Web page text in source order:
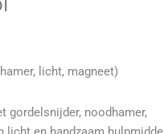
licht, magneet)
gordelsnijder, noodhamer,